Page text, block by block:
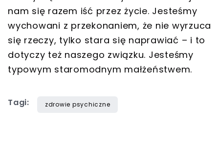
nam się razem iść przez życie. Jesteśmy
wychowani z przekonaniem, że nie wyrzuca
się rzeczy, tylko stara się naprawiać – i to
dotyczy też naszego związku. Jesteśmy
typowym staromodnym małżeństwem.
Tagi: zdrowie psychiczne